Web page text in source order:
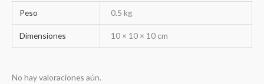
Peso 0.5 kg
Dimensiones 10 × 10 × 10 cm
No hay valoraciones aún.